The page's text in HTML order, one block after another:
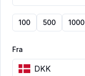
100 500 1000
Fra
DKK